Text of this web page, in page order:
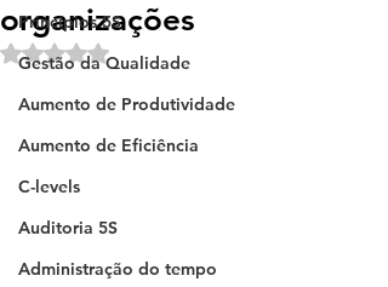
Princípios 5S
Gestão da Qualidade
Aumento de Produtividade
Aumento de Eficiência
C-levels
Auditoria 5S
Administração do tempo
organizações
Avaliado com NaN de 5 estrelas.